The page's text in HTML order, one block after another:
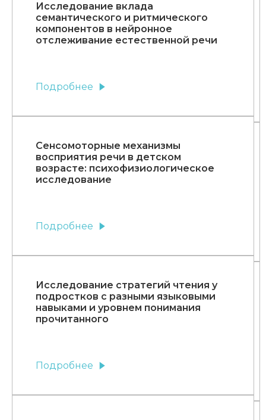
Исследование вклада
семантического и ритмического
компонентов в нейронное
отслеживание естественной речи
Подробнее
Сенсомоторные механизмы
восприятия речи в детском
возрасте: психофизиологическое
исследование
Подробнее
Исследование стратегий чтения у
подростков с разными языковыми
навыками и уровнем понимания
прочитанного
Подробнее